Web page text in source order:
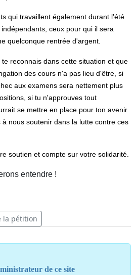
qui travaillent également durant l'été
ceux pour qui il sera
quelconque rentrée d'argent.
reconnais dans cette situation et que
des cours n'a pas lieu d'être, si
aux examens sera nettement plus
si tu n'approuves tout
se mettre en place pour ton avenir
nous soutenir dans la lutte contre ces
soutien et compte sur votre solidarité.
entendre !
la pétition
de ce site